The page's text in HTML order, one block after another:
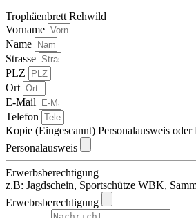
Trophäenbrett Rehwild
Vorname
Name
Strasse
PLZ
Ort
E-Mail
Telefon
Kopie (Eingescannt) Personalausweis oder
Personalausweis
Erwerbsberechtigung
z.B: Jagdschein, Sportschütze WBK,
Erwebrsberechtigung